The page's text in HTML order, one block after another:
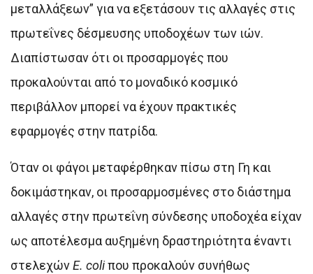
μεταλλάξεων” για να εξετάσουν τις αλλαγές στις
πρωτεΐνες δέσμευσης υποδοχέων των ιών.
Διαπίστωσαν ότι οι προσαρμογές που
προκαλούνται από το μοναδικό κοσμικό
περιβάλλον μπορεί να έχουν πρακτικές
εφαρμογές στην πατρίδα.
Όταν οι φάγοι μεταφέρθηκαν πίσω στη Γη και
δοκιμάστηκαν, οι προσαρμοσμένες στο διάστημα
αλλαγές στην πρωτεΐνη σύνδεσης υποδοχέα είχαν
ως αποτέλεσμα αυξημένη δραστηριότητα έναντι
στελεχώνE. coliπου προκαλούν συνήθως